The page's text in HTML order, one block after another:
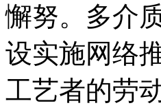
懈努。多介
设实施网络
工艺者的劳